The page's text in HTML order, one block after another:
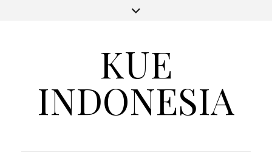
KUE
INDONESIA